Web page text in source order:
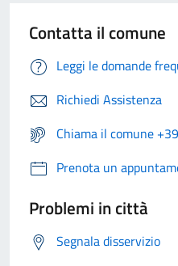
Contatta il comune
Leggi le domande
Richiedi Assistenza
Chiama il comune
Prenota un
Problemi in città
Segnala disservizio